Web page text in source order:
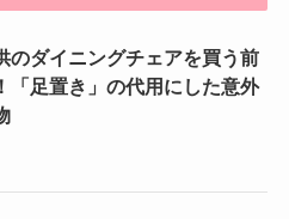
のダイニングチェアを買う前
「足置き」の代用にした意外